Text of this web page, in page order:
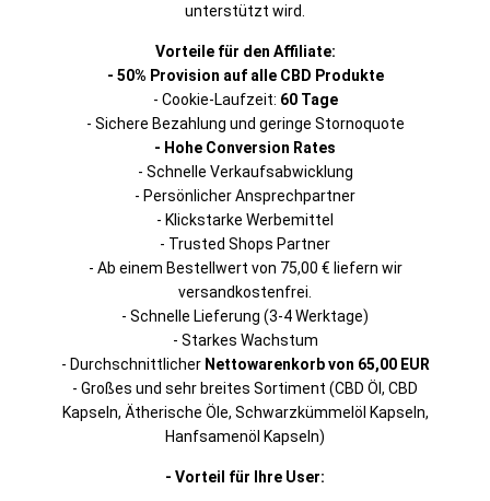
unterstützt wird.
Vorteile für den Affiliate:
- 50% Provision auf alle CBD Produkte
- Cookie-Laufzeit: 60 Tage
- Sichere Bezahlung und geringe Stornoquote
- Hohe Conversion Rates
- Schnelle Verkaufsabwicklung
- Persönlicher Ansprechpartner
- Klickstarke Werbemittel
- Trusted Shops Partner
- Ab einem Bestellwert von 75,00 € liefern wir
versandkostenfrei.
- Schnelle Lieferung (3-4 Werktage)
- Starkes Wachstum
- Durchschnittlicher Nettowarenkorb von 65,00 EUR
- Großes und sehr breites Sortiment (CBD Öl, CBD
Kapseln, Ätherische Öle, Schwarzkümmelöl Kapseln,
Hanfsamenöl Kapseln)
- Vorteil für Ihre User: